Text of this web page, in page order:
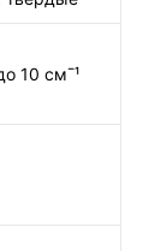
10 см¯¹